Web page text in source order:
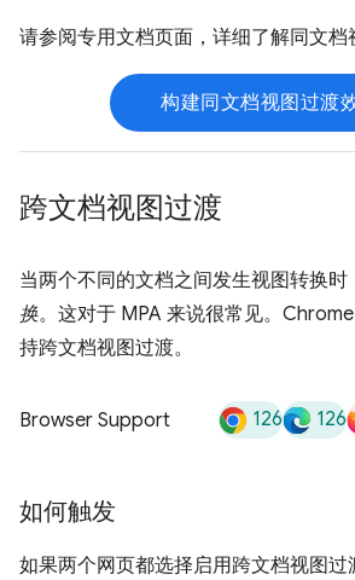
请参阅专用文档页面，详细了解同文档
构建同文档视图过渡
跨文档视图过渡
当两个不同的文档之间发生视图转换时
换。这对于 MPA 来说很常见。
持跨文档视图过渡。
Browser Support 126 126
如何触发
如果两个网页都选择启用跨文档视图过